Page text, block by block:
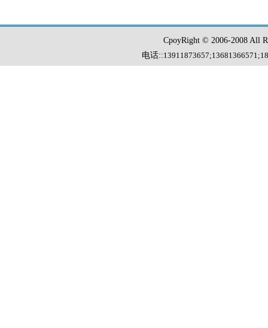
CpoyRight © 2006-2008 All
电话::13911873657;13681366571;